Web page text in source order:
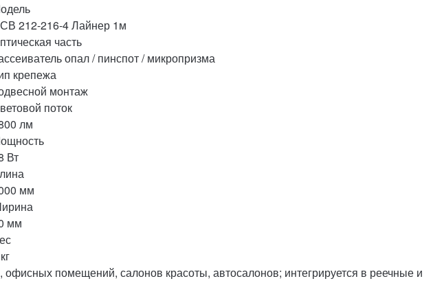
212-216-4 Лайнер 1м
часть
опал / пинспот / микропризма
крепежа
монтаж
поток
лм
Вт
мм
мм
помещений, салонов красоты, автосалонов; интегрируется в реечные и